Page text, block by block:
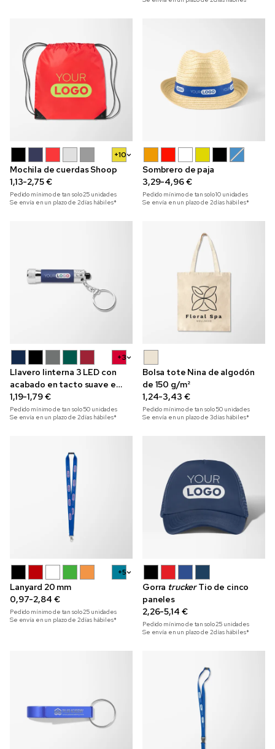
+10
Mochila de cuerdas Shoop
1,13-2,75 €
Pedido mínimo de tan solo25 unidades
Se envía en un plazo de 2 días hábiles*
Sombrero de paja
3,29-4,96 €
Pedido mínimo de tan solo10 unidades
Se envía en un plazo de 2 días hábiles*
+3
Llavero linterna 3 LED con
acabado en tacto suave e
impresión a color
1,19-1,79 €
Pedido mínimo de tan solo50 unidades
Se envía en un plazo de 2 días hábiles*
Bolsa tote Nina de algodón
de 150 g/m²
1,24-3,43 €
Pedido mínimo de tan solo50 unidades
Se envía en un plazo de 3 días hábiles*
+5
Lanyard 20 mm
0,97-2,84 €
Pedido mínimo de tan solo25 unidades
Se envía en un plazo de 2 días hábiles*
Gorra truckerTio de cinco
paneles
2,26-5,14 €
Pedido mínimo de tan solo25 unidades
Se envía en un plazo de 2 días hábiles*